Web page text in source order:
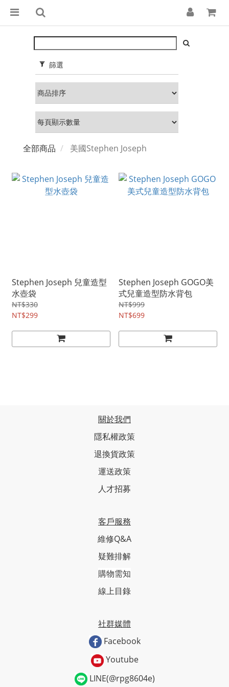
篩選
全部商品 美國Stephen Joseph
Stephen Joseph 兒童造型
水壺袋
NT$330
NT$299
Stephen Joseph GOGO美
式兒童造型防水背包
NT$999
NT$699
關於我們
隱私權政策
退換貨政策
運送政策
人才招募
客戶服務
維修Q&A
疑難排解
購物需知
線上目錄
社群媒體
Facebook
Youtube
LINE(@rpg8604e)